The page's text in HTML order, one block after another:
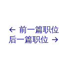
← 前一篇职位
后一篇职位 →